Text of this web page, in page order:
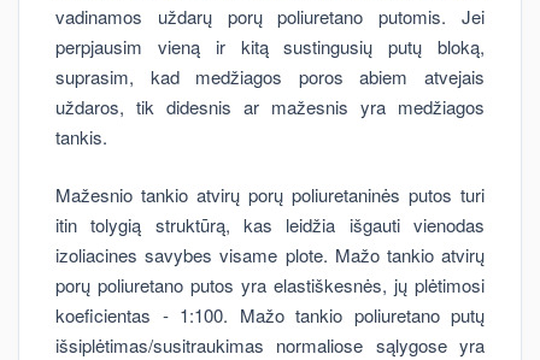
vadinamos uždarų porų poliuretano putomis. Jei
perpjausim vieną ir kitą sustingusių putų bloką,
suprasim, kad medžiagos poros abiem atvejais
uždaros, tik didesnis ar mažesnis yra medžiagos
tankis.
Mažesnio tankio atvirų porų poliuretaninės putos turi
itin tolygią struktūrą, kas leidžia išgauti vienodas
izoliacines savybes visame plote. Mažo tankio atvirų
porų poliuretano putos yra elastiškesnės, jų plėtimosi
koeficientas - 1:100. Mažo tankio poliuretano putų
išsiplėtimas/susitraukimas normaliose sąlygose yra